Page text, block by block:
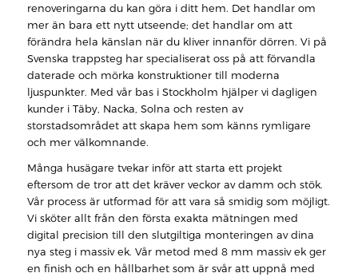
renoveringarna du kan göra i ditt hem. Det handlar om
mer än bara ett nytt utseende; det handlar om att
förändra hela känslan när du kliver innanför dörren. Vi på
Svenska trappsteg har specialiserat oss på att förvandla
daterade och mörka konstruktioner till moderna
ljuspunkter. Med vår bas i Stockholm hjälper vi dagligen
kunder i Täby, Nacka, Solna och resten av
storstadsområdet att skapa hem som känns rymligare
och mer välkomnande.
Många husägare tvekar inför att starta ett projekt
eftersom de tror att det kräver veckor av damm och stök.
Vår process är utformad för att vara så smidig som möjligt.
Vi sköter allt från den första exakta mätningen med
digital precision till den slutgiltiga monteringen av dina
nya steg i massiv ek. Vår metod med 8 mm massiv ek ger
en finish och en hållbarhet som är svår att uppnå med